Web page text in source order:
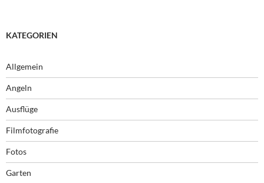
KATEGORIEN
Allgemein
Angeln
Ausflüge
Filmfotografie
Fotos
Garten